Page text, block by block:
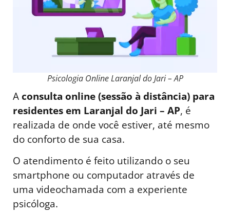
Psicologia Online Laranjal do Jari – AP
Aconsulta online (sessão à distância) para
residentes em Laranjal do Jari – AP, é
realizada de onde você estiver, até mesmo
do conforto de sua casa.
O atendimento é feito utilizando o seu
smartphone ou computador através de
uma videochamada com a experiente
psicóloga.